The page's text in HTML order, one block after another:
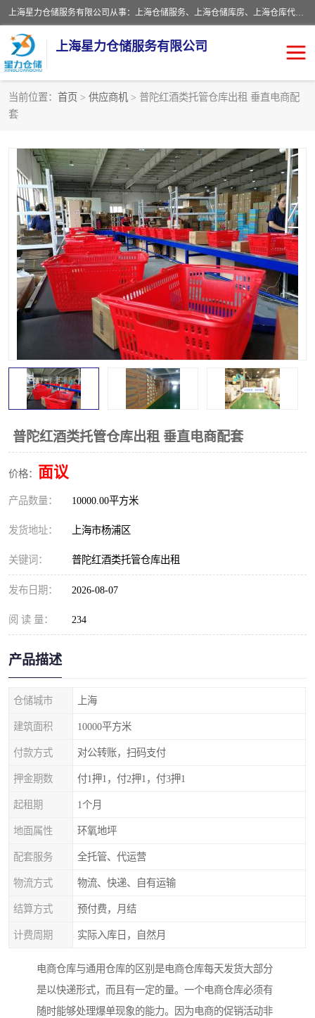
上海星力仓储服务有限公司从事：上海仓储服务、上海仓储库房、上海仓库代运营、上海仓库对外出租、上海仓库外包、上海三方仓储、上海电商仓储代发、上海电商代发货仓库、上海托管仓库、上海仓储配送。上海星力仓储服务有限公司现在拥有100个分仓、10万余平方的标准库房，精炼员工几百名，与几千家客户合作，公司已跻身上海仓储行业前列。欢迎来电咨询！
上海星力仓储服务有限公司
当前位置： 首页 > 供应商机 > 普陀红酒类托管仓库出租 垂直电商配
套
普陀红酒类托管仓库出租 垂直电商配套
价格： 面议
产品数量： 10000.00平方米
发货地址： 上海市杨浦区
关键词： 普陀红酒类托管仓库出租
发布日期： 2026-08-07
阅 读 量： 234
产品描述
仓储城市 上海
建筑面积 10000平方米
付款方式 对公转账，扫码支付
押金期数 付1押1，付2押1，付3押1
起租期 1个月
地面属性 环氧地坪
配套服务 全托管、代运营
物流方式 物流、快递、自有运输
结算方式 预付费，月结
计费周期 实际入库日，自然月
电商仓库与通用仓库的区别是电商仓库每天发货大部分
是以快递形式，而且有一定的量。一个电商仓库必须有
随时能够处理爆单现象的能力。因为电商的促销活动非
上海仓储配送 上海仓库外包
上海仓库代运营 上海托管仓库
上海第三方仓储 上海仓储服务
仓储 上海电商代发货仓库
上海托管仓库